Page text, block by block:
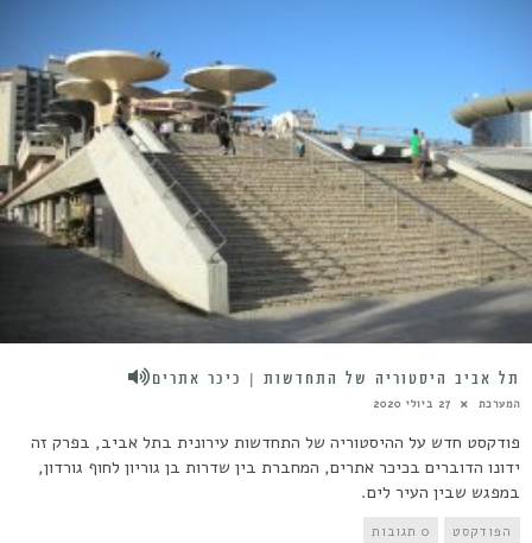
תל אביב היסטוריה של התחדשות | כיכר אתרים
המערכת 27 ביולי 2020
פודקסט חדש על ההיסטוריה של התחדשות עירונית בתל אביב, בפרק זה
ידונו הדוברים בכיכר אתרים, המחברת בין שדרות בן גוריון לחוף גורדון,
במפגש שבין העיר לים.
הפודקסט 0 תגובות